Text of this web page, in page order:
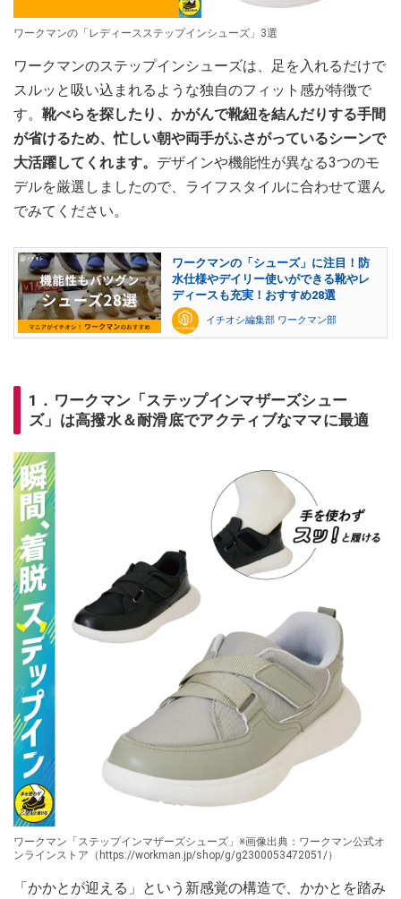
ワークマンの「レディースステップインシューズ」3選
ワークマンのステップインシューズは、足を入れるだけで
スルッと吸い込まれるような独自のフィット感が特徴で
す。 靴べらを探したり、かがんで靴紐を結んだりする手間
が省けるため、忙しい朝や両手がふさがっているシーンで
大活躍してくれます。 デザインや機能性が異なる3つのモ
デルを厳選しましたので、ライフスタイルに合わせて選ん
でみてください。
ワークマンの「シューズ」に注目！防
水仕様やデイリー使いができる靴やレ
ディースも充実！おすすめ28選
イチオシ編集部 ワークマン部
1．ワークマン「ステップインマザーズシュー
ズ」は高撥水＆耐滑底でアクティブなママに最適
ワークマン「ステップインマザーズシューズ」※画像出典：ワークマン公式オ
ンラインストア（https://workman.jp/shop/g/g2300053472051/）
「かかとが迎える」という新感覚の構造で、かかとを踏み